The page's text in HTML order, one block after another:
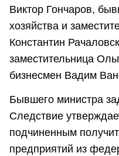
Виктор Гончаров,
хозяйства и
Константин
заместительница
бизнесмен Вадим
Бывшего министра
Следствие
подчиненным
предприятий из